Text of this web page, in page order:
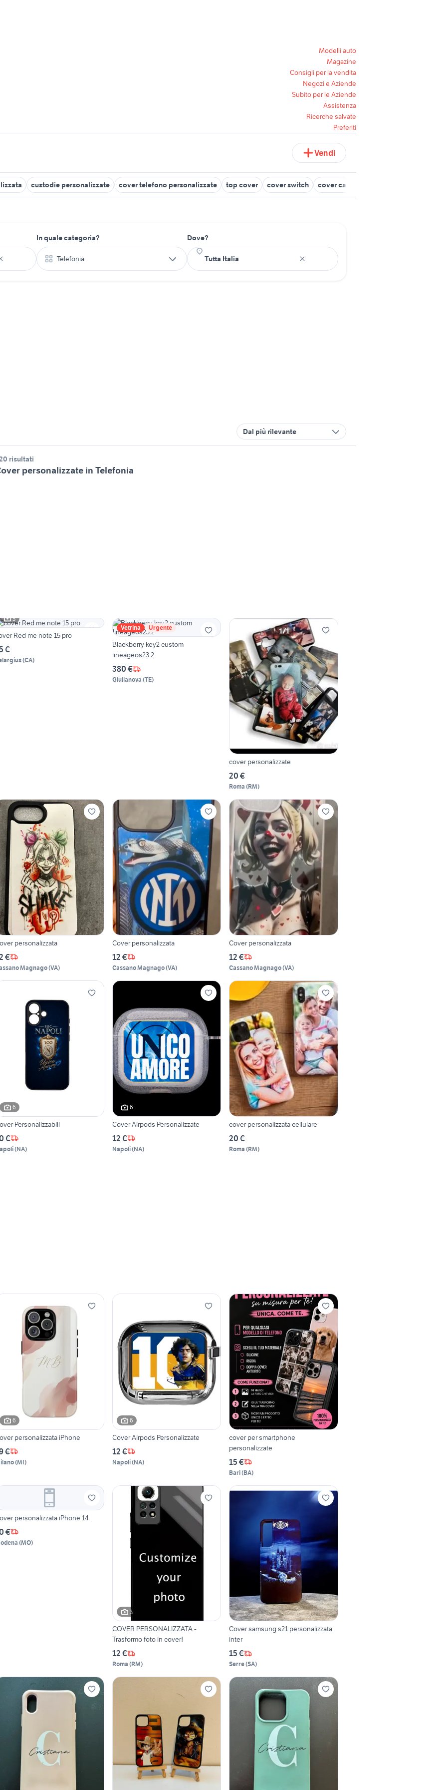
Modelli auto
Magazine
Consigli per la vendita
Negozi e Aziende
Subito per le Aziende
Assistenza
Ricerche salvate
Preferiti
Vendi
custodie personalizzate cover telefono personalizzate top cover cover switch cover cavalli
In quale categoria?
Telefonia
Dove?
Dal più rilevante
risultati
personalizzate in Telefonia
3
Red me note 15 pro
€
(CA)
Vetrina Urgente
Blackberry key2 custom
lineageos23.2
380 €
Giulianova (TE)
cover personalizzate
20 €
Roma (RM)
personalizzata
€
Magnago(VA)
Cover personalizzata
12 €
Cassano Magnago(VA)
Cover personalizzata
12 €
Cassano Magnago(VA)
6
Personalizzabili
€
(NA)
6
Cover Airpods Personalizzate
12 €
Napoli(NA)
cover personalizzata cellulare
20 €
Roma (RM)
6
personalizzata iPhone
€
(MI)
6
Cover Airpods Personalizzate
12 €
Napoli(NA)
cover per smartphone
personalizzate
15 €
Bari(BA)
personalizzata iPhone 14
€
(MO)
3
COVER PERSONALIZZATA -
Trasformo foto in cover!
12 €
Roma (RM)
Cover samsung s21 personalizzata
inter
15 €
Serre(SA)